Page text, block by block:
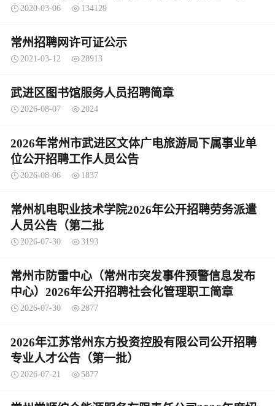
2020-03-06 134129
常州招聘网许可证公示
2021-03-12 28913
武进区图书馆服务人员招聘简章
2026-08-07 2024
2026年常州市武进区文体广电旅游局下属事业单
位公开招聘工作人员公告
2026-08-06 1837
常州机电职业技术学院2026年公开招聘劳务派遣
人员公告（第二批
2026-07-30 3193
常州市防雷中心（常州市突发事件预警信息发布
中心）2026年公开招聘社会化管理职工简章
2026-07-30 2877
2026年江苏常州东方投资控股有限公司公开招聘
专业人才公告（第一批）
2026-07-21 5877